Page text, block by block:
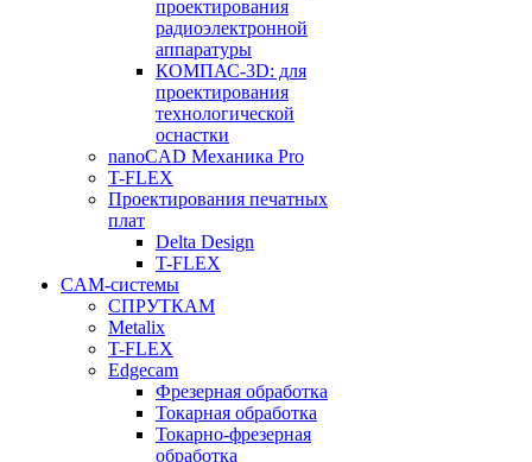
проектирования
радиоэлектронной
аппаратуры
КОМПАС-3D: для
проектирования
технологической
оснастки
nanoCAD Механика Pro
T-FLEX
Проектирования печатных
плат
Delta Design
T-FLEX
CAM-системы
СПРУТКAM
Metalix
T-FLEX
Edgecam
Фрезерная обработка
Токарная обработка
Токарно-фрезерная
обработка